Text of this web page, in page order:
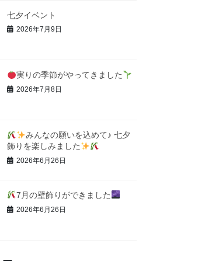
七夕イベント
2026年7月9日
実りの季節がやってきました
2026年7月8日
みんなの願いを込めて♪ 七夕
飾りを楽しみました
2026年6月26日
7月の壁飾りができました
2026年6月26日